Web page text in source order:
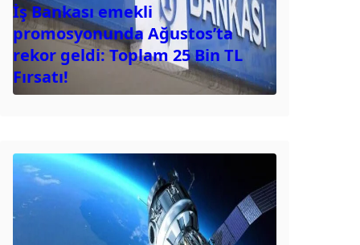
İş Bankası emekli
promosyonunda Ağustos’ta
rekor geldi: Toplam 25 Bin TL
Fırsatı!